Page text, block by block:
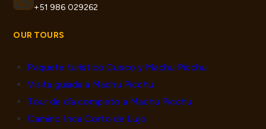
+51 986 029262
OUR TOURS
Paquete turístico Cusco y Machu Picchu
Visita guiada a Machu Picchu
Tour de día completo a Machu Picchu
Camino Inca Corto de Lujo